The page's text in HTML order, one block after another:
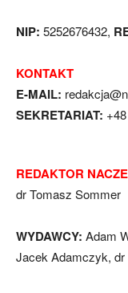
NIP: 5252676432,
KONTAKT
E-MAIL:
SEKRETARIAT:
REDAKTOR
dr Tomasz Sommer
WYDAWCY: Adam
Jacek Adamczyk, dr